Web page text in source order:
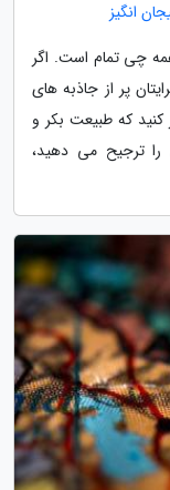
چی تمام است. اگر
پر از جاذبه های
که طبیعت بکر و
ترجیح می دهید،